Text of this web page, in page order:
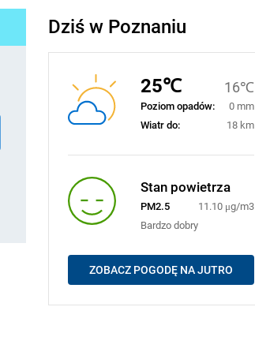
Dziś w Poznaniu
25℃ 16℃
Poziom opadów:
0 mm
Wiatr do:
18 km
Stan powietrza
PM2.5
11.10 μg/m3
Bardzo dobry
ZOBACZ POGODĘ NA JUTRO